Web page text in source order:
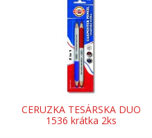
CERUZKA TESÁRSKA DUO
1536 krátka 2ks